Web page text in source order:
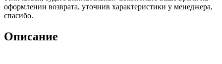
оформлении возврата, уточнив характеристики у менеджера,
спасибо.
Описание